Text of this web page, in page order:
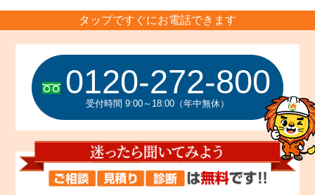
タップですぐにお電話できます
0120-272-800
受付時間 9:00～18:00（年中無休）